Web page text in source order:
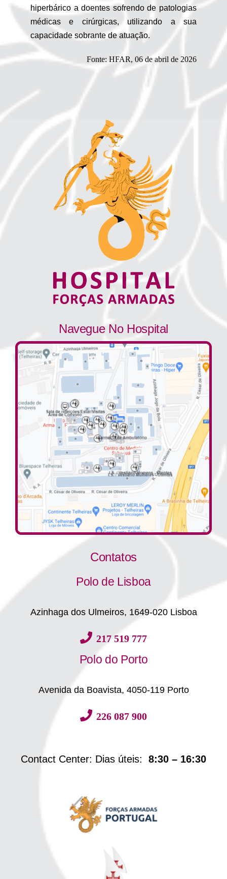
hiperbárico a doentes sofrendo de patologias
médicas e cirúrgicas, utilizando a sua
capacidade sobrante de atuação.
Fonte: HFAR, 06 de abril de 2026
Navegue No Hospital
Contatos
Polo de Lisboa
Azinhaga dos Ulmeiros, 1649-020 Lisboa
217 519 777
Polo do Porto
Avenida da Boavista, 4050-119 Porto
226 087 900
Contact Center: Dias úteis: 8:30 – 16:30